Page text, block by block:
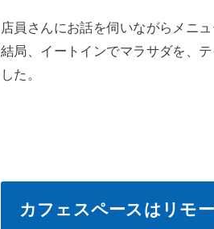
店員さんにお話を伺いながらメニ
結局、イートインでマラサダを、
した。
カフェスペースはリモ